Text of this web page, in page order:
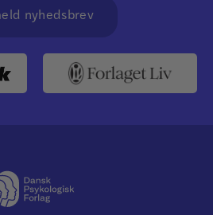
nyhedsbrev